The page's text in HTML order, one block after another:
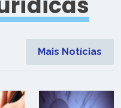
Mais Notícias